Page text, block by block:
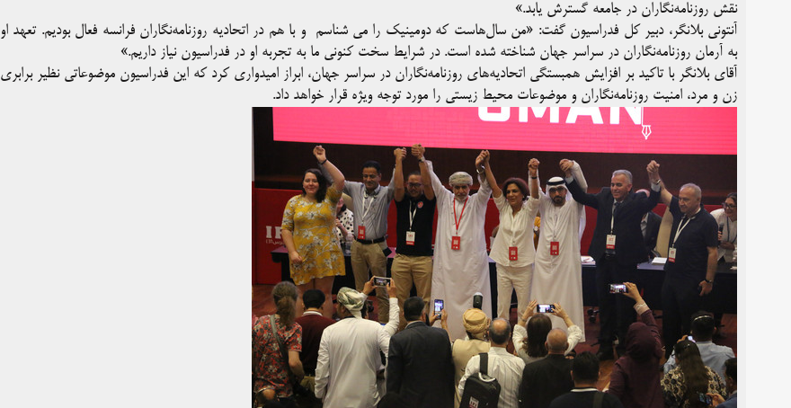
نقش روزنامه‌نگاران در جامعه گسترش یابد.»
آنتونی بلانگر، دبیر کل فدراسیون گفت: «من سال‌هاست که دومینیک را می شناسم
و با هم در اتحادیه روزنامه‌نگاران فرانسه فعال بودیم. تعهد او
به آرمان روزنامه‌نگاران در سراسر جهان شناخته شده است. در شرایط سخت کنونی ما به تجربه او در فدراسیون نیاز داریم.»
آقای بلانگر با تاکید بر افزایش همبستگی اتحادیه‌های روزنامه‌نگاران در سراسر جهان، ابراز امیدواری کرد که این فدراسیون موضوعاتی نظیر برابری
زن و مرد، امنیت روزنامه‌نگاران و موضوعات محیط زیستی را مورد توجه ویژه قرار خواهد داد.